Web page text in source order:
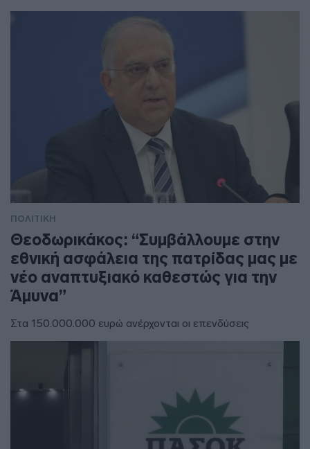
ΠΟΛΙΤΙΚΗ
Θεοδωρικάκος: “Συμβάλλουμε στην
εθνική ασφάλεια της πατρίδας μας με
νέο αναπτυξιακό καθεστώς για την
Άμυνα”
Στα 150.000.000 ευρώ ανέρχονται οι επενδύσεις